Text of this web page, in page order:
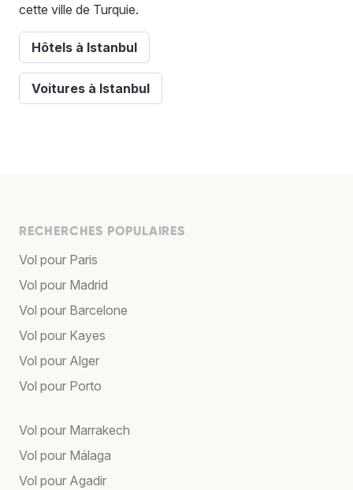
cette ville de Turquie.
Hôtels à Istanbul
Voitures à Istanbul
RECHERCHES POPULAIRES
Vol pour Paris
Vol pour Madrid
Vol pour Barcelone
Vol pour Kayes
Vol pour Alger
Vol pour Porto
Vol pour Marrakech
Vol pour Málaga
Vol pour Agadir